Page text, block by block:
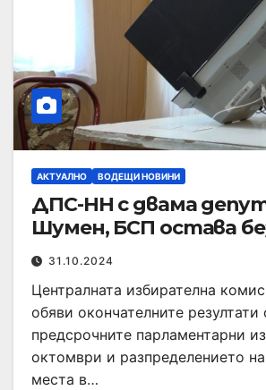
АКТУАЛНО ВОДЕЩИ НОВИНИ
ДПС-НН с двама
Шумен, БСП остава
31.10.2024
Централната избирателна
обяви окончателните резултати
предсрочните парламентарни
октомври и разпределението
места в…